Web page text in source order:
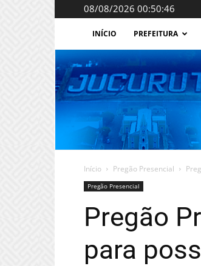
08/08/2026 00:50:46
INÍCIO PREFEITURA
Início Pregão Presencial
Pregão Presencial
Pregão
para